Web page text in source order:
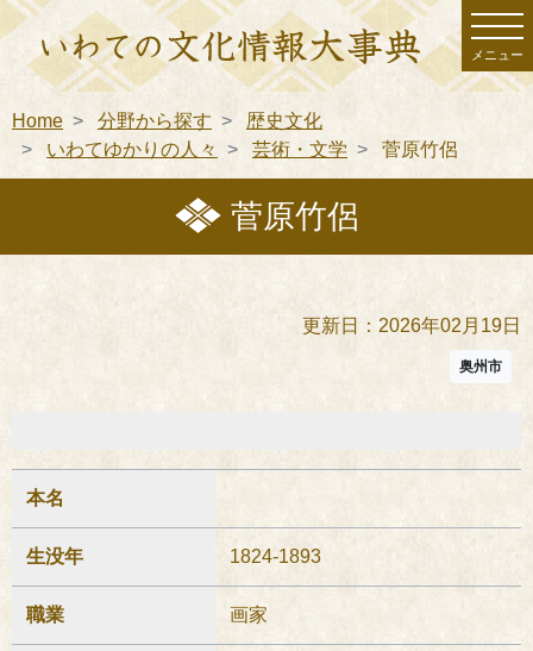
メニュー
Home 分野から探す
歴史文化
いわてゆかりの人々
芸術・文学 菅原竹侶
菅原竹侶
更新日：2026年02月19日
奥州市
本名
生没年 1824-1893
職業 画家